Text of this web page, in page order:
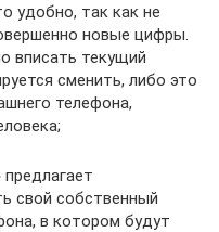
удобно, так как не
новые цифры.
вписать текущий
сменить, либо это
телефона,
свой собственный
в котором будут